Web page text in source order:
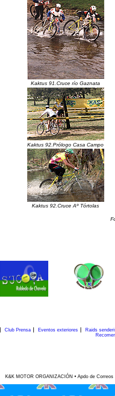
Kaktus 91.Cruce río Gaznata
Kaktus 92.Prólogo Casa Campo
Kaktus 92.Cruce Aº Tórtolas
Club Prensa Eventos exteriores
Raids
K&K MOTOR ORGANIZACIÓN • Apdo de